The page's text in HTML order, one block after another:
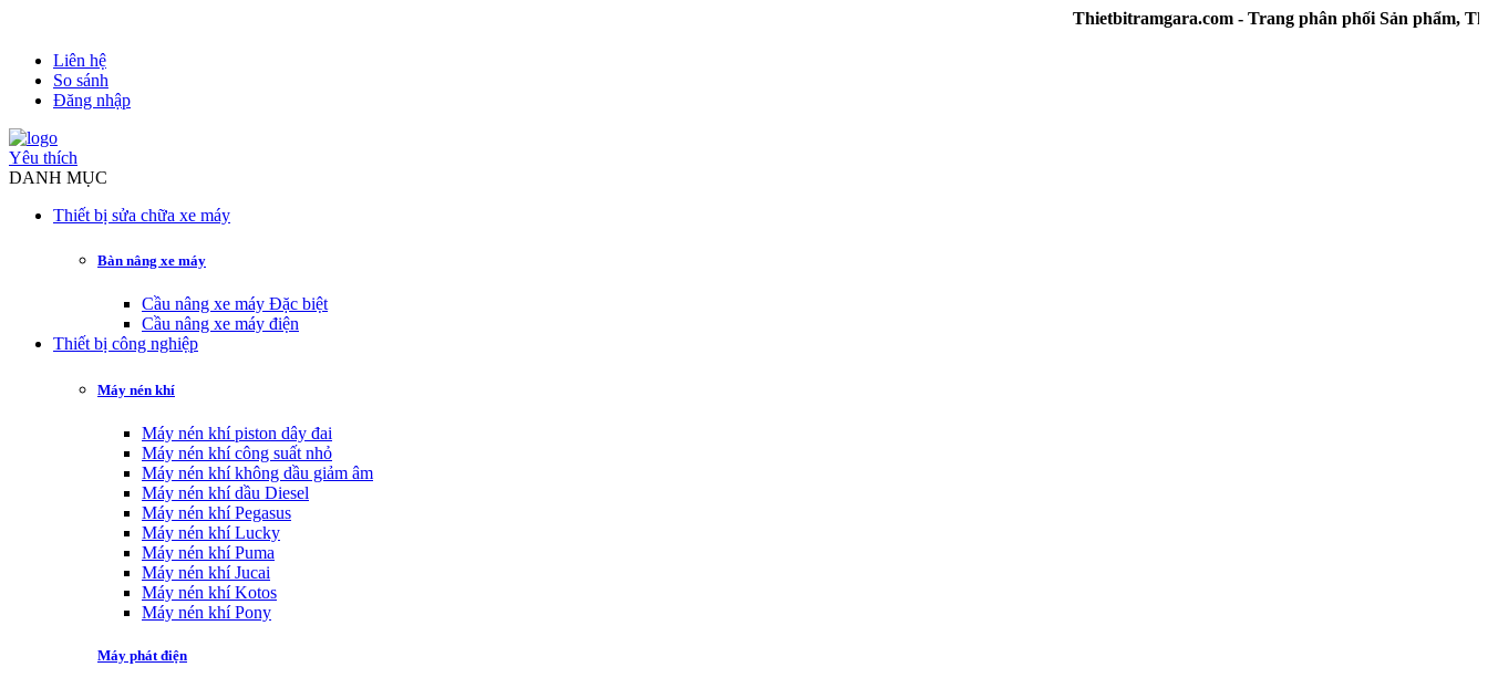
Thietbitramgara.com - Trang phân phối Sản phẩm, Thiết bị
Liên hệ
So sánh
Đăng nhập
Yêu thích
DANH MỤC
Thiết bị sửa chữa xe máy
Bàn nâng xe máy
Cầu nâng xe máy Đặc biệt
Cầu nâng xe máy điện
Thiết bị công nghiệp
Máy nén khí
Máy nén khí piston dây đai
Máy nén khí công suất nhỏ
Máy nén khí không dầu giảm âm
Máy nén khí dầu Diesel
Máy nén khí Pegasus
Máy nén khí Lucky
Máy nén khí Puma
Máy nén khí Jucai
Máy nén khí Kotos
Máy nén khí Pony
Máy phát điện